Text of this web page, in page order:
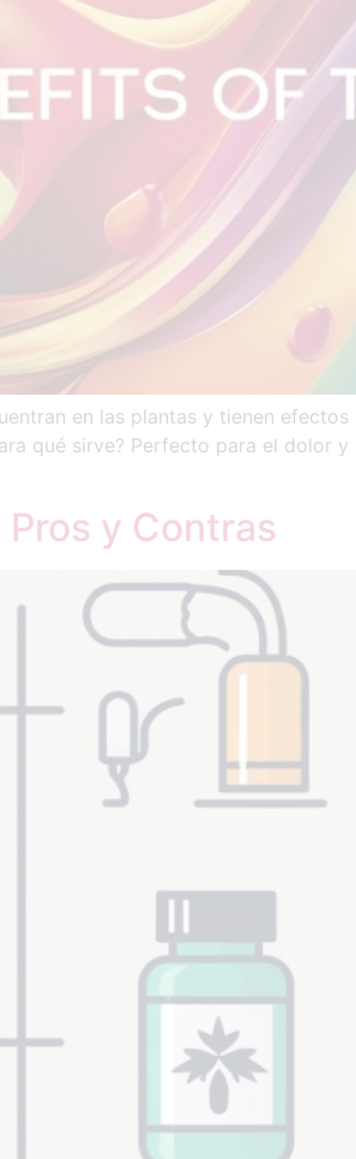
en las plantas y tienen
qué sirve? Perfecto para el dolor
y Contras